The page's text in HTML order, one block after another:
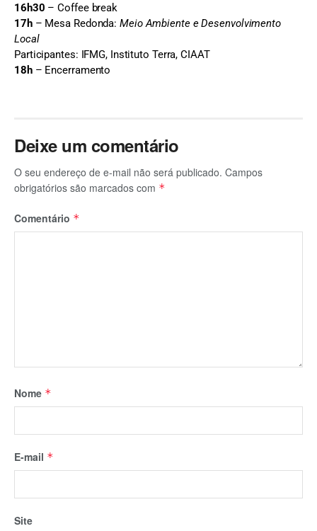
16h30 – Coffee break
17h– Mesa Redonda:Meio Ambiente e Desenvolvimento
Local
Participantes: IFMG, Instituto Terra, CIAAT
18h– Encerramento
Deixe um comentário
O seu endereço de e-mail não será publicado. Campos
obrigatórios são marcados com *
Comentário *
Nome *
E-mail *
Site